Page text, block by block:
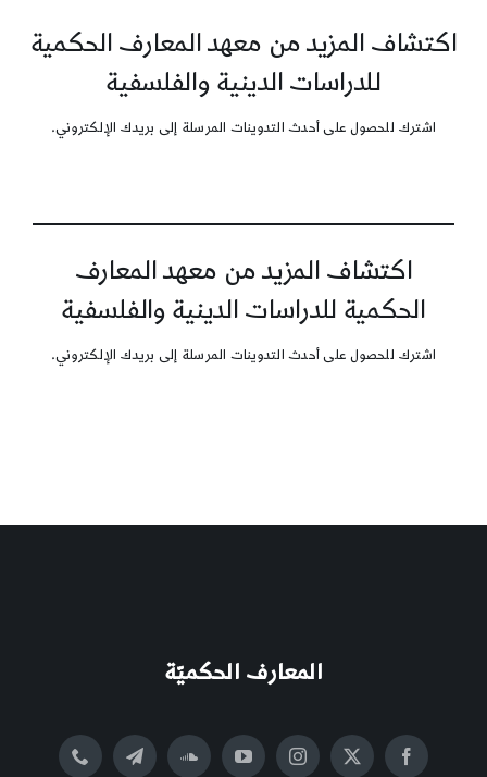
اكتشاف المزيد من معهد المعارف الحكمية
للدراسات الدينية والفلسفية
اشترك للحصول على أحدث التدوينات المرسلة إلى بريدك الإلكتروني.
اكتشاف المزيد من معهد المعارف
الحكمية للدراسات الدينية والفلسفية
اشترك للحصول على أحدث التدوينات المرسلة إلى بريدك الإلكتروني.
المعارف الحكميّة